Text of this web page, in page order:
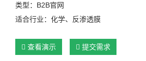
类型：B2B官网
适合行业：化学、反渗透膜
查看演示 提交需求